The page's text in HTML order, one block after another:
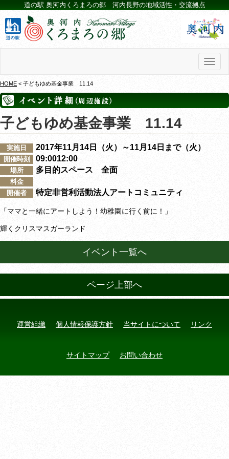
道の駅 奥河内くろまろの郷 河内長野の地域活性・交流拠点
HOME < 子どもゆめ基金事業 11.14
子どもゆめ基金事業 11.14
実施日 2017年11月14日（火）～11月14日まで（火）
開催時刻 09:0012:00
場所 多目的スペース 全面
料金
開催者
特定非営利活動法人アートコミュニティ
「ママと一緒にアートしよう！幼稚園に行く前に！」
輝くクリスマスガーランド
イベント一覧へ
ページ上部へ
運営組織 個人情報保護方針 当サイトについて リンク
サイトマップ お問い合わせ